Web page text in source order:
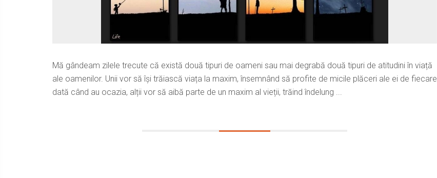
Mă gândeam zilele trecute că există două tipuri de oameni sau mai degrabă două tipuri de atitudini în viață
ale oamenilor. Unii vor să își trăiască viața la maxim, însemnând să profite de micile plăceri ale ei de fiecare
dată când au ocazia, alții vor să aibă parte de un maxim al vieții, trăind îndelung ...